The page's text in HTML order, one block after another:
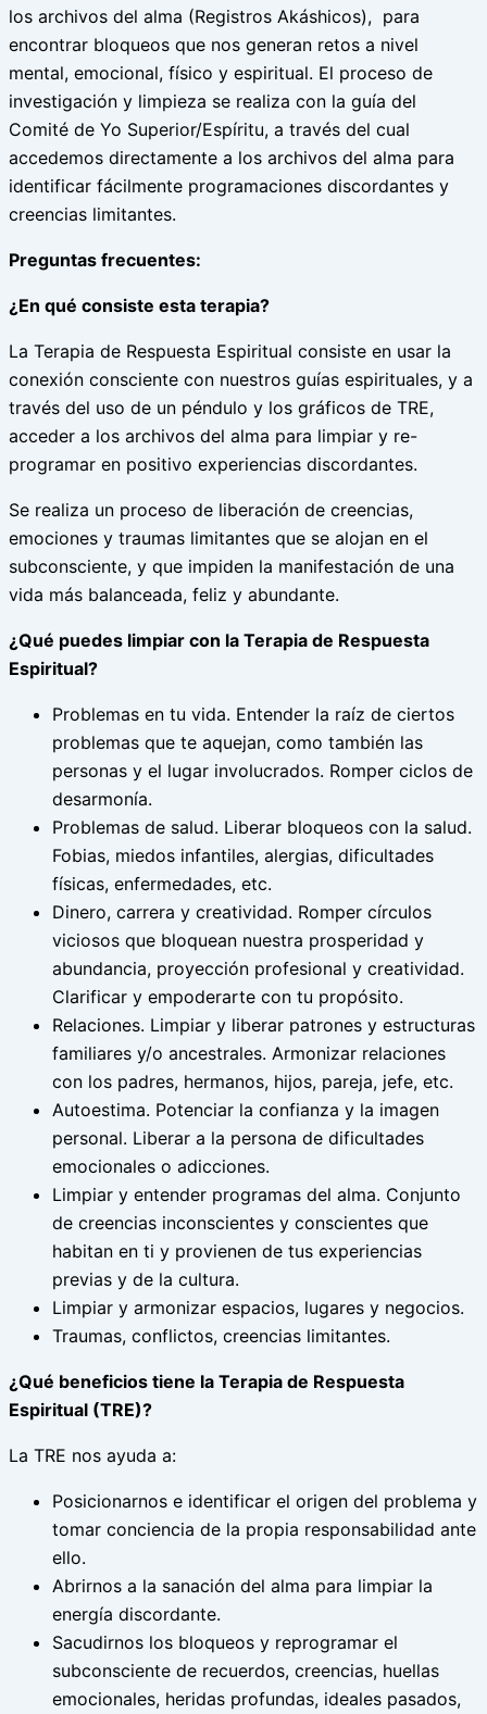
los archivos del alma (Registros Akáshicos), para
encontrar bloqueos que nos generan retos a nivel
mental, emocional, físico y espiritual. El proceso de
investigación y limpieza se realiza con la guía del
Comité de Yo Superior/Espíritu, a través del cual
accedemos directamente a los archivos del alma para
identificar fácilmente programaciones discordantes y
creencias limitantes.
Preguntas frecuentes:
¿En qué consiste esta terapia?
La Terapia de Respuesta Espiritual consiste en usar la
conexión consciente con nuestros guías espirituales, y a
través del uso de un péndulo y los gráficos de TRE,
acceder a los archivos del alma para limpiar y re-
programar en positivo experiencias discordantes.
Se realiza un proceso de liberación de creencias,
emociones y traumas limitantes que se alojan en el
subconsciente, y que impiden la manifestación de una
vida más balanceada, feliz y abundante.
¿Qué puedes limpiar con la Terapia de Respuesta
Espiritual?
Problemas en tu vida. Entender la raíz de ciertos
problemas que te aquejan, como también las
personas y el lugar involucrados. Romper ciclos de
desarmonía.
Problemas de salud. Liberar bloqueos con la salud.
Fobias, miedos infantiles, alergias, dificultades
físicas, enfermedades, etc.
Dinero, carrera y creatividad. Romper círculos
viciosos que bloquean nuestra prosperidad y
abundancia, proyección profesional y creatividad.
Clarificar y empoderarte con tu propósito.
Relaciones. Limpiar y liberar patrones y estructuras
familiares y/o ancestrales. Armonizar relaciones
con los padres, hermanos, hijos, pareja, jefe, etc.
Autoestima. Potenciar la confianza y la imagen
personal. Liberar a la persona de dificultades
emocionales o adicciones.
Limpiar y entender programas del alma. Conjunto
de creencias inconscientes y conscientes que
habitan en ti y provienen de tus experiencias
previas y de la cultura.
Limpiar y armonizar espacios, lugares y negocios.
Traumas, conflictos, creencias limitantes.
¿Qué beneficios tiene la Terapia de Respuesta
Espiritual (TRE)?
La TRE nos ayuda a:
Posicionarnos e identificar el origen del problema y
tomar conciencia de la propia responsabilidad ante
ello.
Abrirnos a la sanación del alma para limpiar la
energía discordante.
Sacudirnos los bloqueos y reprogramar el
subconsciente de recuerdos, creencias, huellas
emocionales, heridas profundas, ideales pasados,